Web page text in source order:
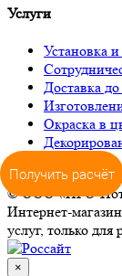
Услуги
Установка
Доставка до
Окраска в
© ООО «ПРО-
Интернет-
услуг, только для
×
Получить расчёт